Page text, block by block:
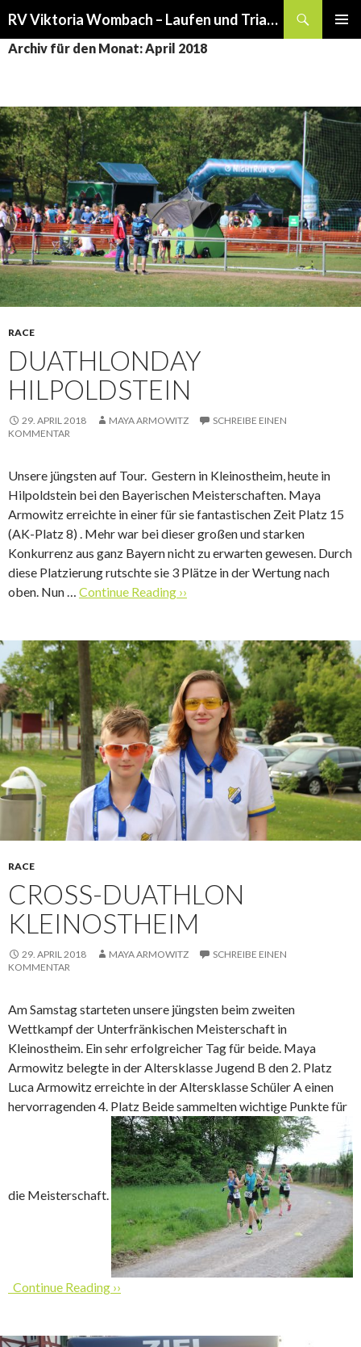
RV Viktoria Wombach – Laufen und Triathlon
ZUM
Archiv für den Monat: April 2018
RACE
DUATHLONDAY
HILPOLDSTEIN
29. APRIL 2018 MAYA ARMOWITZ
SCHREIBE EINEN
KOMMENTAR
Unsere jüngsten auf Tour. Gestern in Kleinostheim, heute in
Hilpoldstein bei den Bayerischen Meisterschaften. Maya
Armowitz erreichte in einer für sie fantastischen Zeit Platz 15
(AK-Platz 8) . Mehr war bei dieser großen und starken
Konkurrenz aus ganz Bayern nicht zu erwarten gewesen. Durch
diese Platzierung rutschte sie 3 Plätze in der Wertung nach
oben. Nun … Continue Reading ››
RACE
CROSS-DUATHLON
KLEINOSTHEIM
29. APRIL 2018 MAYA ARMOWITZ
SCHREIBE EINEN
KOMMENTAR
Am Samstag starteten unsere jüngsten beim zweiten
Wettkampf der Unterfränkischen Meisterschaft in
Kleinostheim. Ein sehr erfolgreicher Tag für beide. Maya
Armowitz belegte in der Altersklasse Jugend B den 2. Platz
Luca Armowitz erreichte in der Altersklasse Schüler A einen
hervorragenden 4. Platz Beide sammelten wichtige Punkte für
die Meisterschaft.
Continue Reading ››